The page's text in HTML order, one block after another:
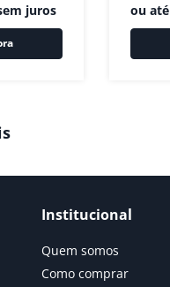
juros ou até
Institucional
Quem somos
Como comprar